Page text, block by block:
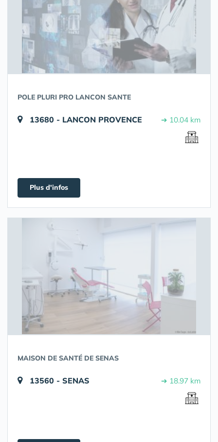
POLE PLURI PRO LANCON SANTE
13680 - LANCON PROVENCE ➔ 10.04 km
Plus d'infos
MAISON DE SANTÉ DE SENAS
13560 - SENAS ➔ 18.97 km